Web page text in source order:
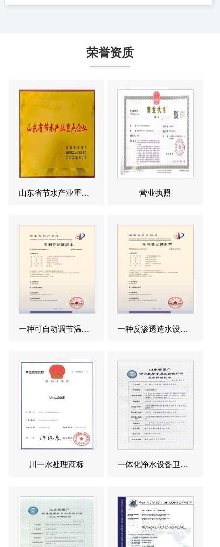
荣誉资质
山东省节水产业重点企业 营业执照
一种可自动调节温度的反渗透造水设备发明专利 一种反渗透造水设备发明专利
川一水处理商标 一体化净水设备卫生许可涉水批件